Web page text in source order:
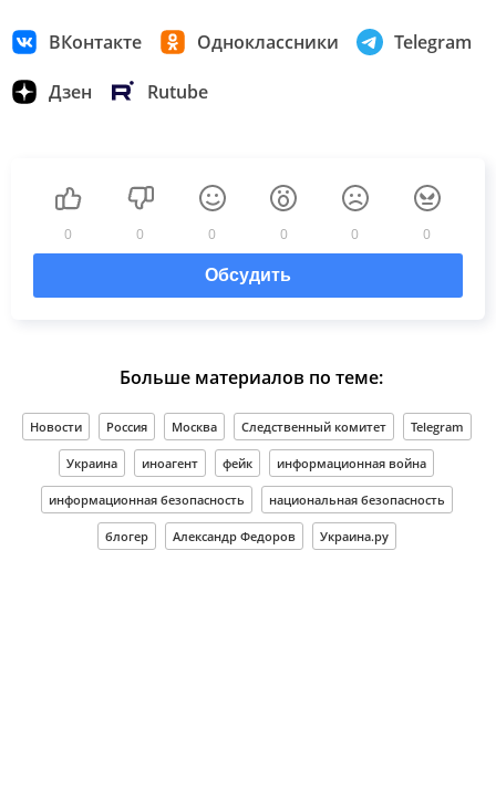
ВКонтакте Одноклассники Telegram
Дзен Rutube
0 0 0 0 0 0
Обсудить
Больше материалов по теме:
Новости Россия Москва Следственный комитет Telegram
Украина иноагент фейк информационная война
информационная безопасность национальная безопасность
блогер Александр Федоров Украина.ру